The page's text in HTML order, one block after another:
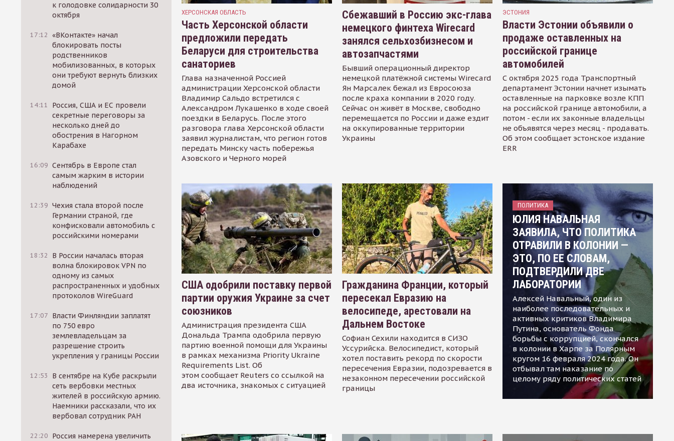
к голодовке солидарности 30
октября
17:12 «ВКонтакте» начал
блокировать посты
родственников
мобилизованных, в которых
они требуют вернуть близких
домой
14:11
Россия, США и ЕС провели
секретные переговоры за
несколько дней до
обострения в Нагорном
Карабахе
16:09 Сентябрь в Европе стал
самым жарким в истории
наблюдений
12:39 Чехия стала второй после
Германии страной, где
конфисковали автомобиль с
российскими номерами
18:32
В России началась вторая
волна блокировок VPN по
одному из самых
распространенных и удобных
протоколов WireGuard
17:07 Власти Финляндии заплатят
по 750 евро
землевладельцам за
разрешение строить
укрепления у границы России
12:53
В сентябре на Кубе раскрыли
сеть вербовки местных
жителей в российскую армию.
Наемники рассказали, что их
вербовал сотрудник РАН
22:20 Россия намерена увеличить
ХЕРСОНСКАЯ ОБЛАСТЬ
Часть Херсонской области
предложили передать
Беларуси для строительства
санаториев
Глава назначенной Россией
администрации Херсонской области
Владимир Сальдо встретился с
Александром Лукашенко в ходе своей
поездки в Беларусь. После этого
разговора глава Херсонской области
заявил журналистам, что регион готов
передать Минску часть побережья
Азовского и Черного морей
Сбежавший в Россию экс-глава
немецкого финтеха Wirecard
занялся сельхозбизнесом и
автозапчастями
Бывший операционный директор
немецкой платёжной системы Wirecard
Ян Марсалек бежал из Евросоюза
после краха компании в 2020 году.
Сейчас он живёт в Москве, свободно
перемещается по России и даже ездит
на оккупированные территории
Украины
ЭСТОНИЯ
Власти Эстонии объявили о
продаже оставленных на
российской границе
автомобилей
С октября 2025 года Транспортный
департамент Эстонии начнет изымать
оставленные на парковке возле КПП
на российской границе автомобили, а
потом - если их законные владельцы
не объявятся через месяц - продавать.
Об этом сообщает эстонское издание
ERR
США одобрили поставку первой
партии оружия Украине за счет
союзников
Администрация президента США
Дональда Трампа одобрила первую
партию военной помощи для Украины
в рамках механизма Priority Ukraine
Requirements List. Об
этом сообщает Reuters со ссылкой на
два источника, знакомых с ситуацией
Гражданина Франции, который
пересекал Евразию на
велосипеде, арестовали на
Дальнем Востоке
Софиан Сехили находится в СИЗО
Уссурийска. Велосипедист, который
хотел поставить рекорд по скорости
пересечения Евразии, подозревается в
незаконном пересечении российской
границы
ПОЛИТИКА
ЮЛИЯ НАВАЛЬНАЯ
ЗАЯВИЛА, ЧТО ПОЛИТИКА
ОТРАВИЛИ В КОЛОНИИ —
ЭТО, ПО ЕЕ СЛОВАМ,
ПОДТВЕРДИЛИ ДВЕ
ЛАБОРАТОРИИ
Алексей Навальный, один из
наиболее последовательных и
активных критиков Владимира
Путина, основатель Фонда
борьбы с коррупцией, скончался
в колонии в Харпе за Полярным
кругом 16 февраля 2024 года. Он
отбывал там наказание по
целому ряду политических статей